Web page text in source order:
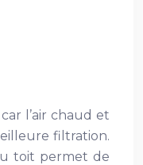
l’air chaud et
filtration.
toit permet de